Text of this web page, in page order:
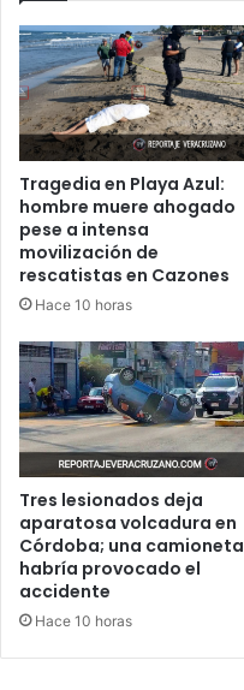
Tragedia en Playa Azul:
hombre muere ahogado
pese a intensa
movilización de
rescatistas en Cazones
Hace 10 horas
Tres lesionados deja
aparatosa volcadura en
Córdoba; una camioneta
habría provocado el
accidente
Hace 10 horas